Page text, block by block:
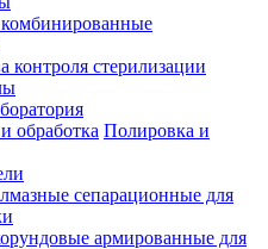
контроля стерилизации
Полировка и
сепарационные для
армированные для